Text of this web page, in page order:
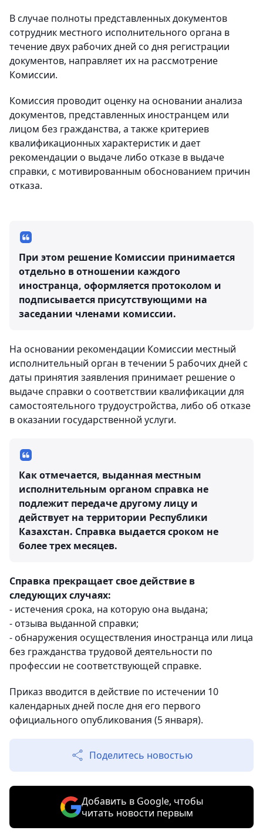
В случае полноты представленных документов
сотрудник местного исполнительного органа в
течение двух рабочих дней со дня регистрации
документов, направляет их на рассмотрение
Комиссии.
Комиссия проводит оценку на основании анализа
документов, представленных иностранцем или
лицом без гражданства, а также критериев
квалификационных характеристик и дает
рекомендации о выдаче либо отказе в выдаче
справки, с мотивированным обоснованием причин
отказа.
При этом решение Комиссии принимается
отдельно в отношении каждого
иностранца, оформляется протоколом и
подписывается присутствующими на
заседании членами комиссии.
На основании рекомендации Комиссии местный
исполнительный орган в течении 5 рабочих дней с
даты принятия заявления принимает решение о
выдаче справки о соответствии квалификации для
самостоятельного трудоустройства, либо об отказе
в оказании государственной услуги.
Как отмечается, выданная местным
исполнительным органом справка не
подлежит передаче другому лицу и
действует на территории Республики
Казахстан. Справка выдается сроком не
более трех месяцев.
Справка прекращает свое действие в
следующих случаях:
- истечения срока, на которую она выдана;
- отзыва выданной справки;
- обнаружения осуществления иностранца или лица
без гражданства трудовой деятельности по
профессии не соответствующей справке.
Приказ вводится в действие по истечении 10
календарных дней после дня его первого
официального опубликования (5 января).
Поделитесь новостью
Добавить в Google, чтобы
читать новости первым